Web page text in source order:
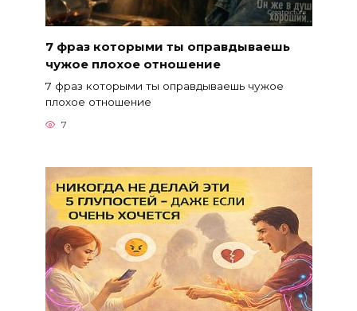
7 фраз которыми ты оправдываешь
чужое плохое отношение
7 фраз которыми ты оправдываешь чужое
плохое отношение
7